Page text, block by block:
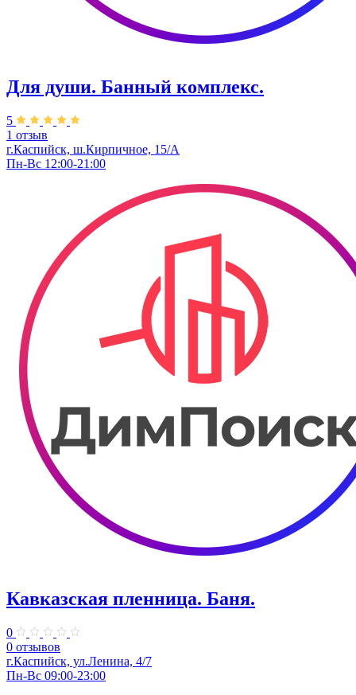
Для души. Банный комплекс.
5
1 отзыв
г.Каспийск, ​ш.Кирпичное, 15/А
Пн-Вс 12:00-21:00
Кавказская пленница. ​Баня.
0
0 отзывов
г.Каспийск, ул.Ленина, 4/7
Пн-Вс 09:00-23:00